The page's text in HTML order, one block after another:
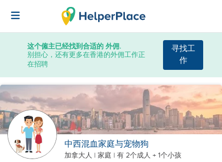
这个僱主已经找到合适的 外佣.
别担心，还有更多在香港的外佣工作正
在招聘
寻找工
作
中西混血家庭与宠物狗
加拿大人 | 家庭 | 有 2个成人 + 1个小孩